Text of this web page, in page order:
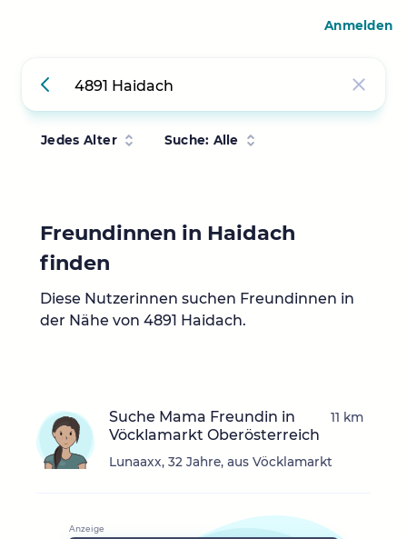
Jedes Alter Suche: Alle
Freundinnen in Haidach
finden
Diese Nutzerinnen suchen Freundinnen in
der Nähe von 4891 Haidach.
Suche Mama Freundin in
Vöcklamarkt Oberösterreich
Lunaaxx, 32 Jahre, aus Vöcklamarkt
11 km
Anmelden